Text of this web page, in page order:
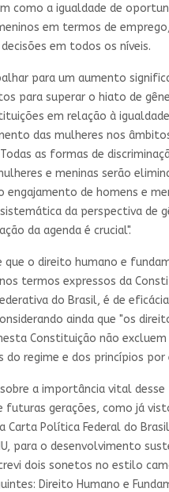
como a igualdade de
em termos de
em todos os níveis.
para um aumento
para superar o hiato de
em relação à
das mulheres nos
as formas de
e meninas serão
engajamento de homens e
da perspectiva de
da agenda é crucial".
que o direito humano e
termos expressos da
do Brasil, é de
ainda que "os
Constituição não
do regime e dos princípios por
a importância vital desse
futuras gerações, como já
Carta Política Federal do
para o desenvolvimento
dois sonetos no estilo
Direito Humano e